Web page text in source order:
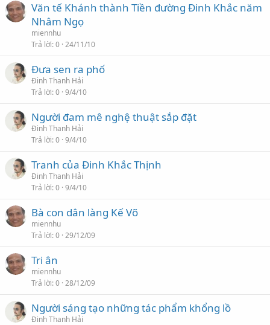
Văn tế Khánh thành Tiền đường Đinh Khắc năm
Nhâm Ngọ
miennhu
Trả lời 0 24/11/10
Đưa sen ra phố
Đinh Thanh Hải
Trả lời 0 9/4/10
Người đam mê nghệ thuật sắp đặt
Đinh Thanh Hải
Trả lời 0 9/4/10
Tranh của Đinh Khắc Thịnh
Đinh Thanh Hải
Trả lời 0 9/4/10
Bà con dân làng Kế Võ
miennhu
Trả lời 0 29/12/09
Tri ân
miennhu
Trả lời 0 28/12/09
Người sáng tạo những tác phẩm khổng lồ
Đinh Thanh Hải